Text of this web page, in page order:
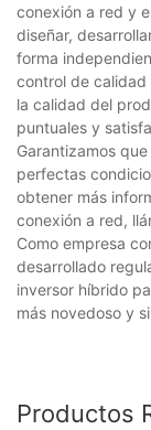
conexión a red y
diseñar,
forma
control de
la calidad del
puntuales y
Garantizamos
perfectas
obtener más
conexión a red,
Como empresa
desarrollado
inversor híbrido
más novedoso y
Productos